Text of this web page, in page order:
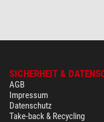
SICHERHEIT &
AGB
Impressum
Datenschutz
Take-back & Recycling